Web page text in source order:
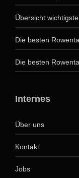
Übersicht
Die besten
Die besten
Internes
Über uns
Kontakt
Jobs